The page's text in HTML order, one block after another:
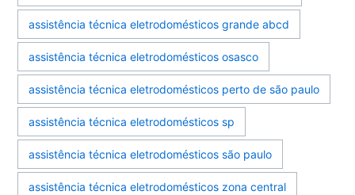
assistência técnica eletrodomésticos grande abcd
assistência técnica eletrodomésticos osasco
assistência técnica eletrodomésticos perto de são paulo
assistência técnica eletrodomésticos sp
assistência técnica eletrodomésticos são paulo
assistência técnica eletrodomésticos zona central